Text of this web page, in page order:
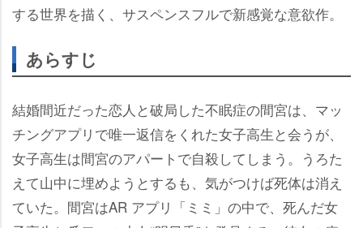
する世界を描く、サスペンスフルで新感覚な意欲作。
あらすじ
結婚間近だった恋人と破局した不眠症の間宮は、マッ
チングアプリで唯一返信をくれた女子高生と会うが、
女子高生は間宮のアパートで自殺してしまう。うろた
えて山中に埋めようとするも、気がつけば死体は消え
ていた。間宮はAR アプリ「ミミ」の中で、死んだ女